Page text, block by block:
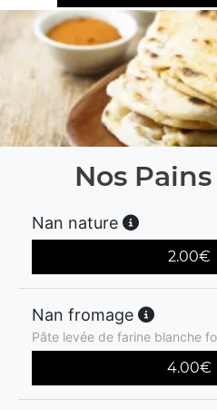
Nos
Nan nature
2.00€
Nan fromage
Pâte levée de farine blanche
4.00€